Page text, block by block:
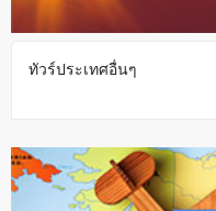
ทัวร์ประเทศอื่นๆ